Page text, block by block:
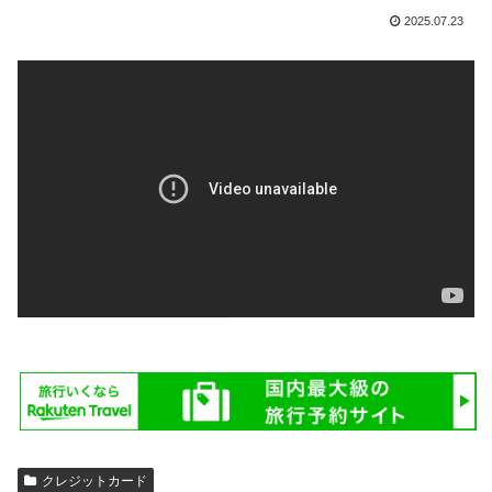
2025.07.23
クレジットカード